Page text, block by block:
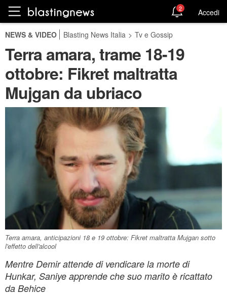
2 Accedi
NEWS & VIDEO Blasting News Italia > Tv e Gossip
Terra amara, trame 18-19
ottobre: Fikret maltratta
Mujgan da ubriaco
Terra amara, anticipazioni 18 e 19 ottobre: Fikret maltratta Mujgan sotto
l'effetto dell'alcool
Mentre Demir attende di vendicare la morte di
Hunkar, Saniye apprende che suo marito è ricattato
da Behice